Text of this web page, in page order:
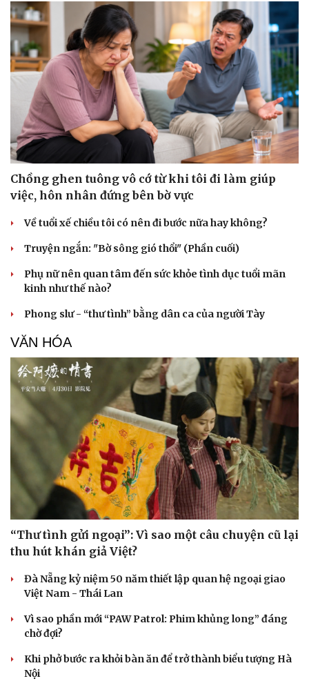
Dinh dưỡng - món ngon
Cây thuốc
Sản phụ khoa
Nhi khoa
Nam khoa
Làm đẹp - giảm cân
Phòng mạch online
Ăn sạch sống khỏe
Nhà đẹp
Blog
Tình yêu - Gia đình
Chồng ghen tuông vô cớ từ khi tôi đi làm giúp
việc, hôn nhân đứng bên bờ vực
Về tuổi xế chiều tôi có nên đi bước nữa hay không?
Truyện ngắn: "Bờ sông gió thổi" (Phần cuối)
Phụ nữ nên quan tâm đến sức khỏe tình dục tuổi mãn
kinh như thế nào?
Phong slư - “thư tình” bằng dân ca của người Tày
VĂN HÓA
“Thư tình gửi ngoại”: Vì sao một câu chuyện cũ lại
thu hút khán giả Việt?
Đà Nẵng kỷ niệm 50 năm thiết lập quan hệ ngoại giao
Việt Nam - Thái Lan
Vì sao phần mới “PAW Patrol: Phim khủng long” đáng
chờ đợi?
Khi phở bước ra khỏi bàn ăn để trở thành biểu tượng Hà
Nội